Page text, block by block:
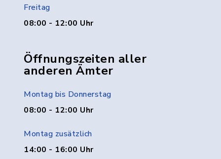
Freitag
08:00 - 12:00 Uhr
Öffnungszeiten aller
anderen Ämter
Montag bis Donnerstag
08:00 - 12:00 Uhr
Montag zusätzlich
14:00 - 16:00 Uhr